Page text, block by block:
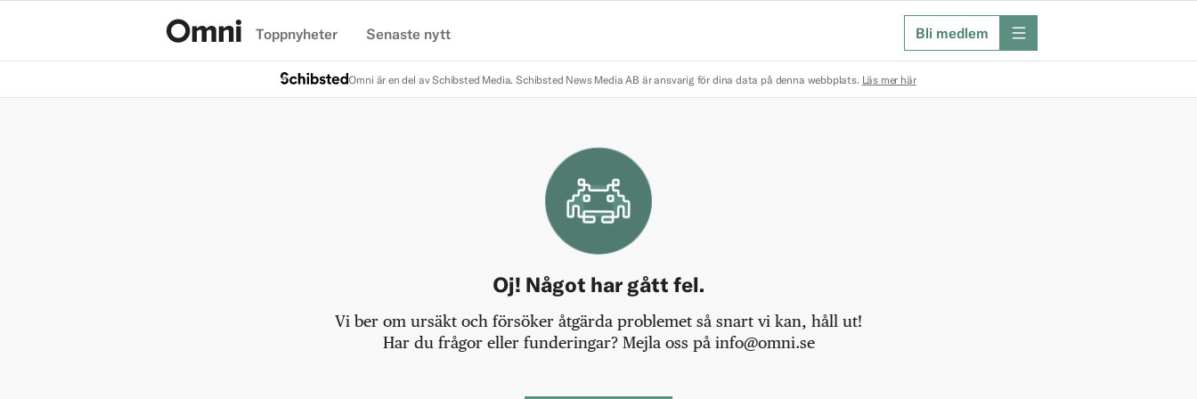
Toppnyheter Senaste nytt Bli medlem meny
Omni är en del av Schibsted Media. Schibsted News Media AB är ansvarig för dina data på denna webbplats. Läs mer här
Oj! Något har gått fel.
Vi ber om ursäkt och försöker åtgärda problemet så snart vi kan, håll ut!
Har du frågor eller funderingar? Mejla oss på info@omni.se